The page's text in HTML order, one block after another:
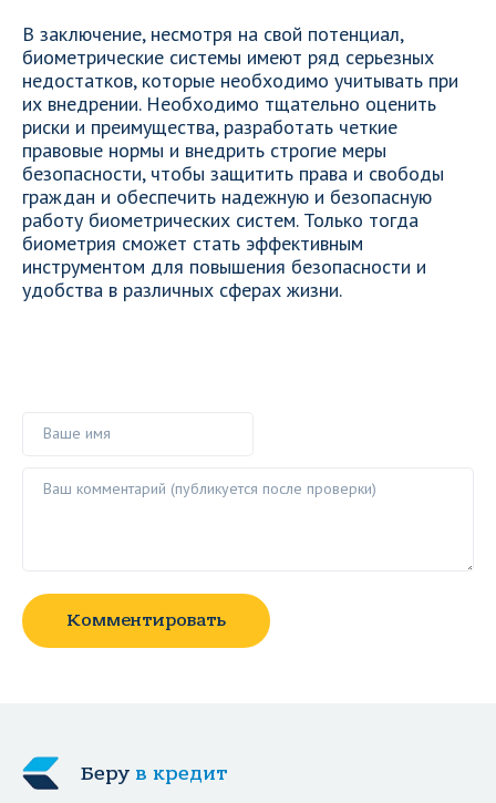
В заключение, несмотря на свой потенциал,
биометрические системы имеют ряд серьезных
недостатков, которые необходимо учитывать при
их внедрении. Необходимо тщательно оценить
риски и преимущества, разработать четкие
правовые нормы и внедрить строгие меры
безопасности, чтобы защитить права и свободы
граждан и обеспечить надежную и безопасную
работу биометрических систем. Только тогда
биометрия сможет стать эффективным
инструментом для повышения безопасности и
удобства в различных сферах жизни.
Комментировать
Беру в кредит